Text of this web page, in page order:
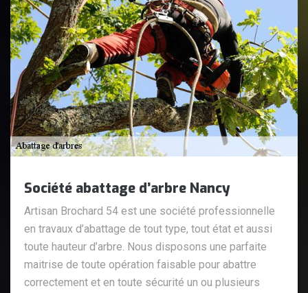
Société abattage d’arbre Nancy
Artisan Brochard 54 est une société professionnelle
en travaux d’abattage de tout type, tout état et aussi
toute hauteur d’arbre. Nous disposons une parfaite
maitrise de toute opération faisable pour abattre
correctement et en toute sécurité un ou plusieurs